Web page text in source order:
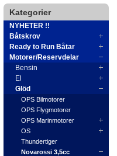
Kategorier
NYHETER !!
Båtskrov
Ready to Run Båtar
Motorer/Reservdelar
Bensin
El
Glöd
OPS Bilmotorer
OPS Flygmotorer
OPS Marinmotorer
OS
Thundertiger
Novarossi 3,5cc